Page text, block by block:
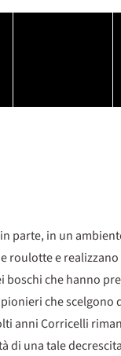
parte, in un
roulotte e
boschi che hanno
che scelgono
anni Corricelli
una tale